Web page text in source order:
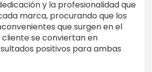
y la profesionalidad que
marca, procurando que los
que surgen en el
cliente se conviertan en
positivos para ambas